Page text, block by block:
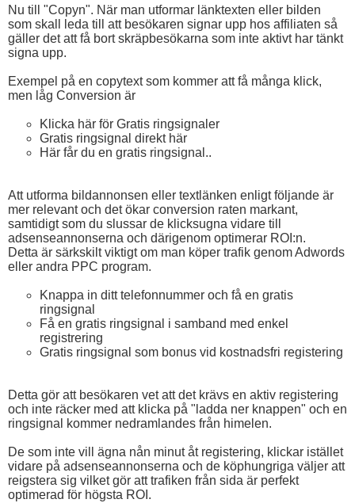
Nu till "Copyn". När man utformar länktexten eller bilden
som skall leda till att besökaren signar upp hos affiliaten så
gäller det att få bort skräpbesökarna som inte aktivt har tänkt
signa upp.
Exempel på en copytext som kommer att få många klick,
men låg Conversion är
Klicka här för Gratis ringsignaler
Gratis ringsignal direkt här
Här får du en gratis ringsignal..
Att utforma bildannonsen eller textlänken enligt följande är
mer relevant och det ökar conversion raten markant,
samtidigt som du slussar de klicksugna vidare till
adsenseannonserna och därigenom optimerar ROI:n.
Detta är särkskilt viktigt om man köper trafik genom Adwords
eller andra PPC program.
Knappa in ditt telefonnummer och få en gratis
ringsignal
Få en gratis ringsignal i samband med enkel
registrering
Gratis ringsignal som bonus vid kostnadsfri registering
Detta gör att besökaren vet att det krävs en aktiv registering
och inte räcker med att klicka på "ladda ner knappen" och en
ringsignal kommer nedramlandes från himelen.
De som inte vill ägna nån minut åt registering, klickar istället
vidare på adsenseannonserna och de köphungriga väljer att
reigstera sig vilket gör att trafiken från sida är perfekt
optimerad för högsta ROI.